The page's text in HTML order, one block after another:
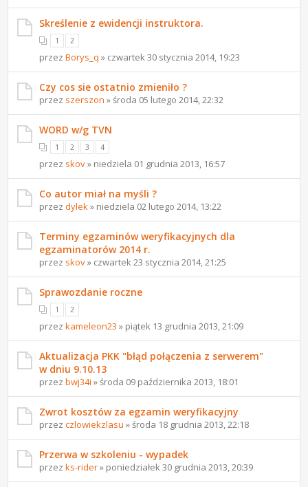
Skreślenie z ewidencji instruktora.
1 2
przezBorys_q » czwartek 30 stycznia 2014, 19:23
Czy cos sie ostatnio zmieniło ?
przez szerszon » środa 05 lutego 2014, 22:32
WORD w/g TVN
1 2 3 4
przez skov» niedziela 01 grudnia 2013, 16:57
Co autor miał na myśli ?
przezdylek » niedziela 02 lutego 2014, 13:22
Terminy egzaminów weryfikacyjnych dla
egzaminatorów 2014 r.
przez skov» czwartek 23 stycznia 2014, 21:25
Sprawozdanie roczne
1 2
przezkameleon23 » piątek 13 grudnia 2013, 21:09
Aktualizacja PKK "błąd połączenia z serwerem"
w dniu 9.10.13
przezbwj34i » środa 09 października 2013, 18:01
Zwrot kosztów za egzamin weryfikacyjny
przezczlowiekzlasu » środa 18 grudnia 2013, 22:18
Przerwa w szkoleniu - wypadek
przezks-rider» poniedziałek 30 grudnia 2013, 20:39